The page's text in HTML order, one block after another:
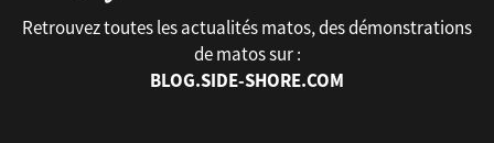
Retrouvez toutes les actualités matos, des démonstrations
de matos sur :
BLOG.SIDE-SHORE.COM